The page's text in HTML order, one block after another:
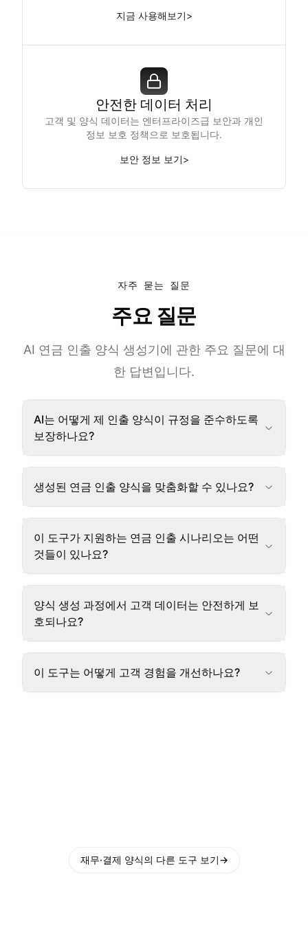
지금 사용해보기>
안전한 데이터 처리
고객 및 양식 데이터는 엔터프라이즈급 보안과 개인
정보 보호 정책으로 보호됩니다.
보안 정보 보기>
자주 묻는 질문
주요 질문
AI 연금 인출 양식 생성기에 관한 주요 질문에 대
한 답변입니다.
AI는 어떻게 제 인출 양식이 규정을 준수하도록
보장하나요?
생성된 연금 인출 양식을 맞춤화할 수 있나요?
이 도구가 지원하는 연금 인출 시나리오는 어떤
것들이 있나요?
양식 생성 과정에서 고객 데이터는 안전하게 보
호되나요?
이 도구는 어떻게 고객 경험을 개선하나요?
재무·결제 양식의 다른 도구 보기→